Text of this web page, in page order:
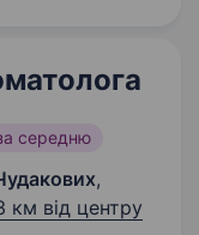
середню
,
км від центру